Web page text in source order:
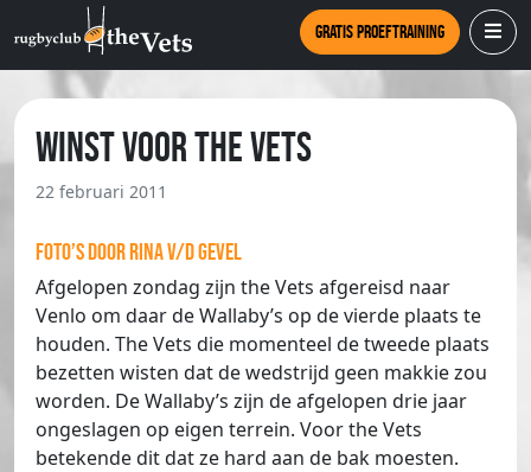
Gratis proeftraining
Winst voor The Vets
22 februari 2011
Foto’s door Rina v/d Gevel
Afgelopen zondag zijn the Vets afgereisd naar
Venlo om daar de Wallaby’s op de vierde plaats te
houden. The Vets die momenteel de tweede plaats
bezetten wisten dat de wedstrijd geen makkie zou
worden. De Wallaby’s zijn de afgelopen drie jaar
ongeslagen op eigen terrein. Voor the Vets
betekende dit dat ze hard aan de bak moesten.